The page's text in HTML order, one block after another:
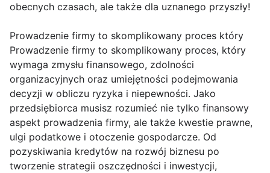
obecnych czasach, ale także dla uznanego przyszły!
Prowadzenie firmy to skomplikowany proces który
Prowadzenie firmy to skomplikowany proces, który
wymaga zmysłu finansowego, zdolności
organizacyjnych oraz umiejętności podejmowania
decyzji w obliczu ryzyka i niepewności. Jako
przedsiębiorca musisz rozumieć nie tylko finansowy
aspekt prowadzenia firmy, ale także kwestie prawne,
ulgi podatkowe i otoczenie gospodarcze. Od
pozyskiwania kredytów na rozwój biznesu po
tworzenie strategii oszczędności i inwestycji,